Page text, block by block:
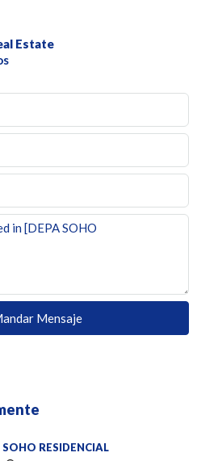
Estate
Mensaje
SOHO RESIDENCIAL